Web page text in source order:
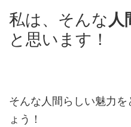
私は、そんな人
と思います！
そんな人間らしい魅力
ょう！